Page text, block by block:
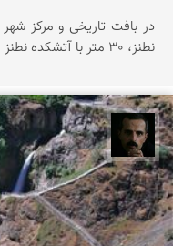
نطنز، 30 متر با آتشکده نطنز
عباس رحمانی